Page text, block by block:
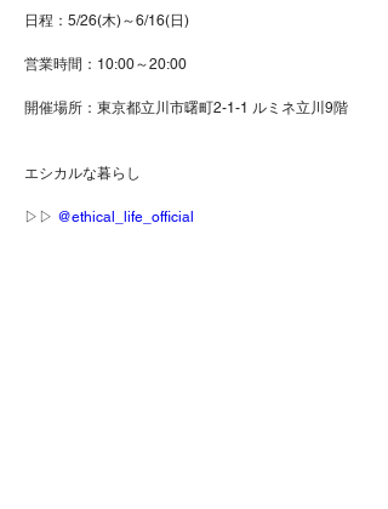
日程：5/26(木)～6/16(日)
営業時間：10:00～20:00
開催場所：東京都立川市曙町2-1-1 ルミネ立川9階
エシカルな暮らし
▷▷ @ethical_life_official